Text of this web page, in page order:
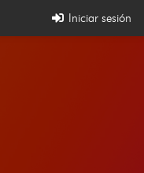
Iniciar sesión